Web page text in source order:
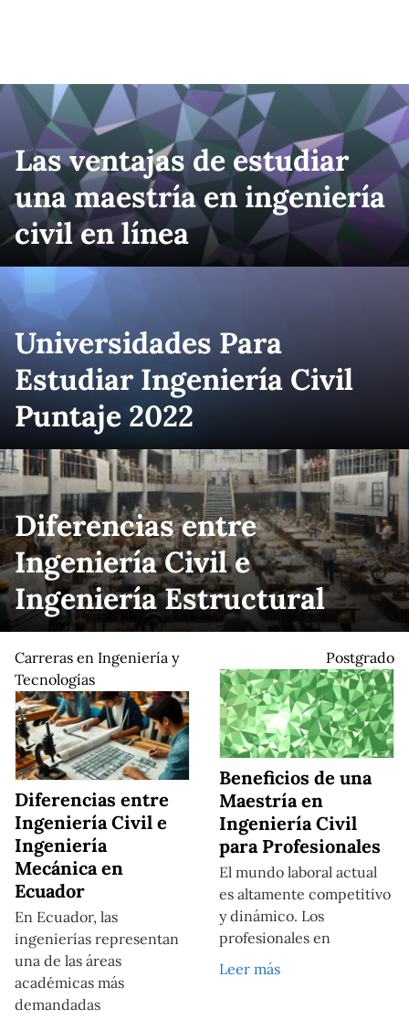
Las ventajas de estudiar
una maestría en ingeniería
civil en línea
Universidades Para
Estudiar Ingeniería Civil
Puntaje 2022
Diferencias entre
Ingeniería Civil e
Ingeniería Estructural
Carreras en Ingeniería y
Tecnologías
Diferencias entre
Ingeniería Civil e
Ingeniería
Mecánica en
Ecuador
En Ecuador, las
ingenierías representan
una de las áreas
académicas más
demandadas
Postgrado
Beneficios de una
Maestría en
Ingeniería Civil
para Profesionales
El mundo laboral actual
es altamente competitivo
y dinámico. Los
profesionales en
Leer más